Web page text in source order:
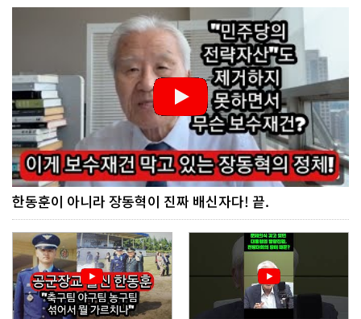
한동훈이 아니라 장동혁이 진짜 배신자다! 끝.